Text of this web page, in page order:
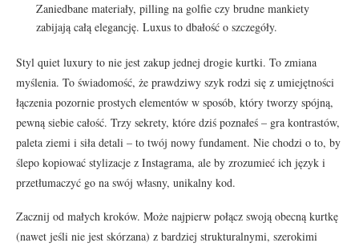
Zaniedbane materiały, pilling na golfie czy brudne mankiety
zabijają całą elegancję. Luxus to dbałość o szczegóły.
Styl quiet luxury to nie jest zakup jednej drogie kurtki. To zmiana
myślenia. To świadomość, że prawdziwy szyk rodzi się z umiejętności
łączenia pozornie prostych elementów w sposób, który tworzy spójną,
pewną siebie całość. Trzy sekrety, które dziś poznałeś – gra kontrastów,
paleta ziemi i siła detali – to twój nowy fundament. Nie chodzi o to, by
ślepo kopiować stylizacje z Instagrama, ale by zrozumieć ich język i
przetłumaczyć go na swój własny, unikalny kod.
Zacznij od małych kroków. Może najpierw połącz swoją obecną kurtkę
(nawet jeśli nie jest skórzana) z bardziej strukturalnymi, szerokimi